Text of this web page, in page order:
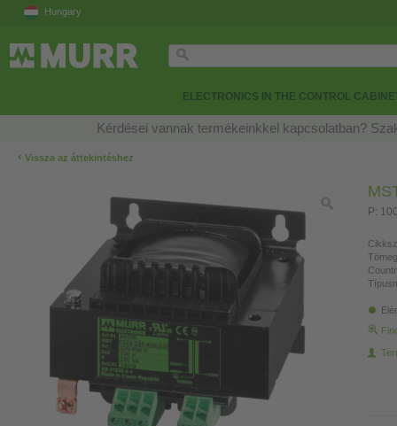
Hungary
ELECTRONICS IN THE CONTROL
Kérdései vannak termékeinkkel kapcsolatban?
‹ Vissza az áttekintéshez
P: